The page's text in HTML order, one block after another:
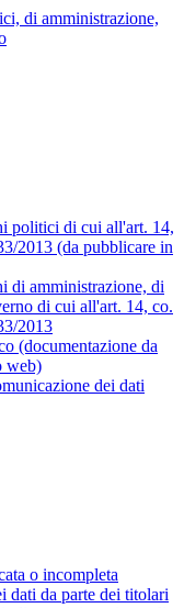
di amministrazione,
politici di cui all'art. 14,
2013 (da pubblicare in
di amministrazione, di
di cui all'art. 14, co.
2013
(documentazione da
web)
dei dati
o incompleta
dati da parte dei titolari